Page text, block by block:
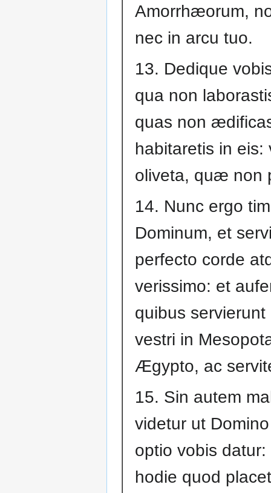
Amorrhæorum,
nec in arcu tuo.
13. Dedique
qua non
quas non
habitaretis in eis:
oliveta, quæ non
14. Nunc ergo
Dominum, et
perfecto corde
verissimo: et
quibus servierunt
vestri in
Ægypto, ac
15. Sin autem
videtur ut
optio vobis datur:
hodie quod